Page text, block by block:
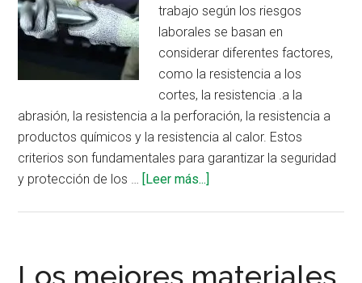
trabajo según los riesgos
laborales se basan en
considerar diferentes factores,
como la resistencia a los
cortes, la resistencia .a la
abrasión, la resistencia a la perforación, la resistencia a
productos químicos y la resistencia al calor. Estos
criterios son fundamentales para garantizar la seguridad
y protección de los … [Leer más...]
Los mejores materiales